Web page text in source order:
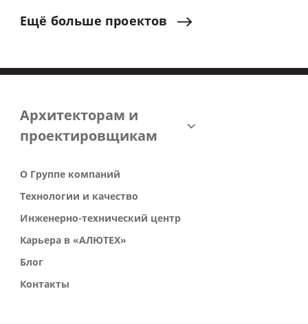
Ещё больше проектов
Архитекторам и
проектировщикам
О Группе компаний
Технологии и качество
Инженерно-технический центр
Карьера в «АЛЮТЕХ»
Блог
Контакты